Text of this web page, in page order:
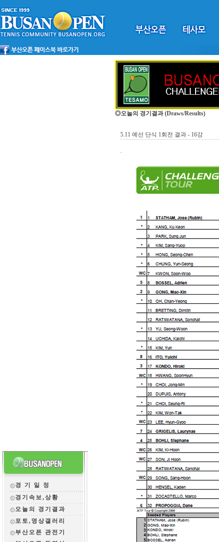
경 기 일 정
경기속보,상황
오늘의 경기결과
포토,영상갤러리
부산오픈 관전 기
◎오늘의 경기결과 (Draws/Results)
5.11 예선 단식 1회전 결과 - 16강
.